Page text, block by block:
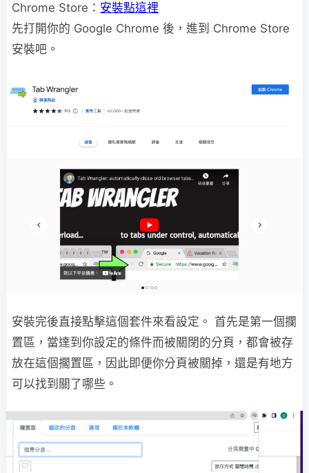
Chrome Store： 安裝點這裡
先打開你的 Google Chrome 後，進到 Chrome Store
安裝吧。
安裝完後直接點擊這個套件來看設定。 首先是第一個攔
置區，當達到你設定的條件而被關閉的分頁，都會被存
放在這個擱置區，因此即便你分頁被關掉，還是有地方
可以找到關了哪些。